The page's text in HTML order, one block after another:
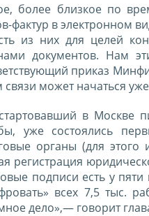
более близкое по
фактур в электронном
из них для целей
документов. Нам
приказ
связи может начаться
в Москве
уже состоялись
органы (для
регистрация
подписи есть у
всех 7,5 тыс.
дело»,— говорит